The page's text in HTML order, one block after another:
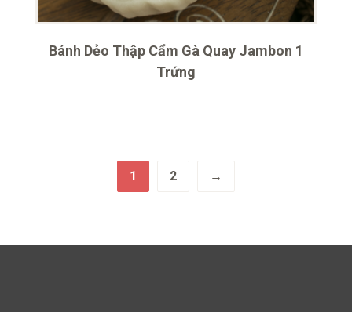
Bánh Dẻo Thập Cẩm Gà Quay Jambon 1
Trứng
1 2 →